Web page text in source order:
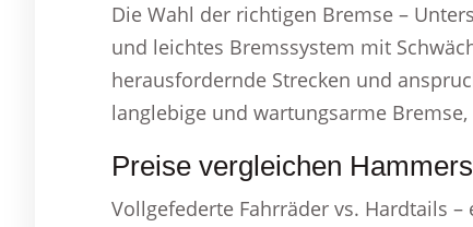
Die Wahl der richtigen Bremse –
und leichtes Bremssystem mit
herausfordernde Strecken und
langlebige und wartungsarme
Preise vergleichen
Vollgefederte Fahrräder vs. Hardtails